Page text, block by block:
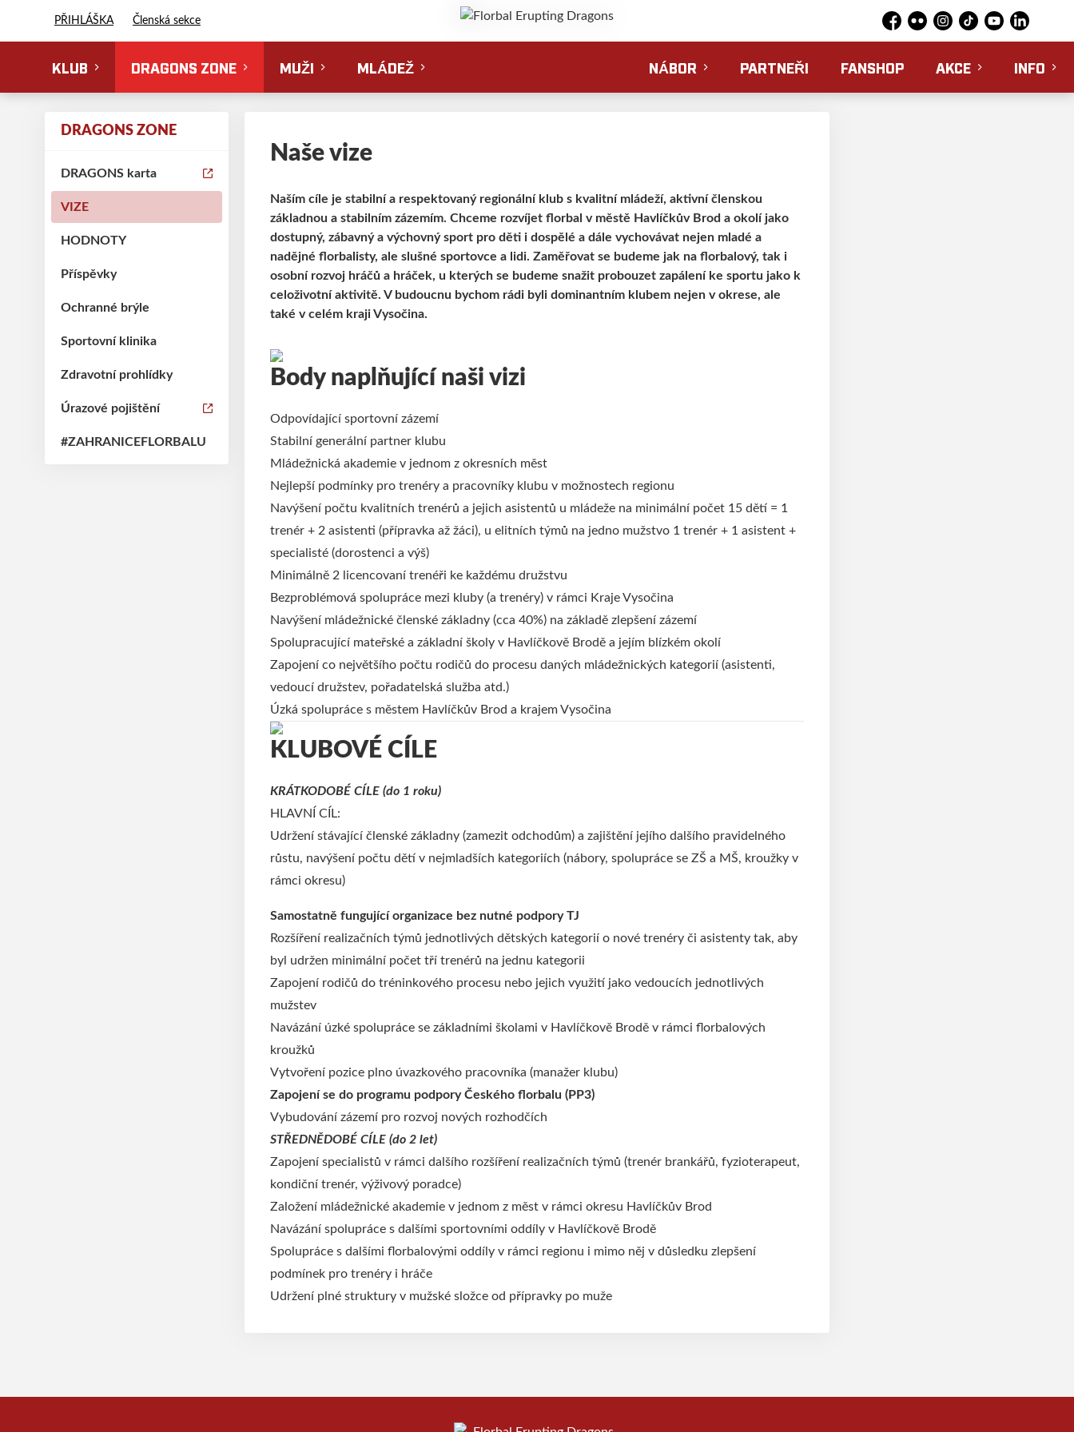
PŘIHLÁŠKA Členská sekce
Facebook
Flickr Instagram
TikTokYouTubeLinkedIn
KLUB DRAGONS ZONE MUŽI MLÁDEŽ NÁBOR PARTNEŘI FANSHOP AKCE INFO
DRAGONS ZONE
DRAGONS karta
VIZE
HODNOTY
Příspěvky
Ochranné brýle
Sportovní klinika
Zdravotní prohlídky
Úrazové pojištění
#ZAHRANICEFLORBALU
Naše vize
Naším cíle je stabilní a respektovaný regionální klub s kvalitní mládeží, aktivní členskou
základnou a stabilním zázemím. Chceme rozvíjet florbal v městě Havlíčkův Brod a okolí jako
dostupný, zábavný a výchovný sport pro děti i dospělé a dále vychovávat nejen mladé a
nadějné florbalisty, ale slušné sportovce a lidi. Zaměřovat se budeme jak na florbalový, tak i
osobní rozvoj hráčů a hráček, u kterých se budeme snažit probouzet zapálení ke sportu jako k
celoživotní aktivitě. V budoucnu bychom rádi byli dominantním klubem nejen v okrese, ale
také v celém kraji Vysočina.
Body naplňující naši vizi
Odpovídající sportovní zázemí
Stabilní generální partner klubu
Mládežnická akademie v jednom z okresních měst
Nejlepší podmínky pro trenéry a pracovníky klubu v možnostech regionu
Navýšení počtu kvalitních trenérů a jejich asistentů u mládeže na minimální počet 15 dětí = 1
trenér + 2 asistenti (přípravka až žáci), u elitních týmů na jedno mužstvo 1 trenér + 1 asistent +
specialisté (dorostenci a výš)
Minimálně 2 licencovaní trenéři ke každému družstvu
Bezproblémová spolupráce mezi kluby (a trenéry) v rámci Kraje Vysočina
Navýšení mládežnické členské základny (cca 40%) na základě zlepšení zázemí
Spolupracující mateřské a základní školy v Havlíčkově Brodě a jejím blízkém okolí
Zapojení co největšího počtu rodičů do procesu daných mládežnických kategorií (asistenti,
vedoucí družstev, pořadatelská služba atd.)
Úzká spolupráce s městem Havlíčkův Brod a krajem Vysočina
KLUBOVÉ CÍLE
KRÁTKODOBÉ CÍLE (do 1 roku)
HLAVNÍ CÍL:
Udržení stávající členské základny (zamezit odchodům) a zajištění jejího dalšího pravidelného
růstu, navýšení počtu dětí v nejmladších kategoriích (nábory, spolupráce se ZŠ a MŠ, kroužky v
rámci okresu)
Samostatně fungující organizace bez nutné podpory TJ
Rozšíření realizačních týmů jednotlivých dětských kategorií o nové trenéry či asistenty tak, aby
byl udržen minimální počet tří trenérů na jednu kategorii
Zapojení rodičů do tréninkového procesu nebo jejich využití jako vedoucích jednotlivých
mužstev
Navázání úzké spolupráce se základními školami v Havlíčkově Brodě v rámci florbalových
kroužků
Vytvoření pozice plno úvazkového pracovníka (manažer klubu)
Zapojení se do programu podpory Českého florbalu (PP3)
Vybudování zázemí pro rozvoj nových rozhodčích
STŘEDNĚDOBÉ CÍLE (do 2 let)
Zapojení specialistů v rámci dalšího rozšíření realizačních týmů (trenér brankářů, fyzioterapeut,
kondiční trenér, výživový poradce)
Založení mládežnické akademie v jednom z měst v rámci okresu Havlíčkův Brod
Navázání spolupráce s dalšími sportovními oddíly v Havlíčkově Brodě
Spolupráce s dalšími florbalovými oddíly v rámci regionu i mimo něj v důsledku zlepšení
podmínek pro trenéry i hráče
Udržení plné struktury v mužské složce od přípravky po muže